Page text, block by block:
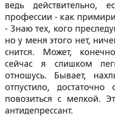
ведь действительно,
профессии - как
- Знаю тех, кого
но у меня этого нет,
снится. Может,
сейчас я слишком
отношусь. Бывает,
отпустило,
повозиться с мелкой.
антидепрессант.